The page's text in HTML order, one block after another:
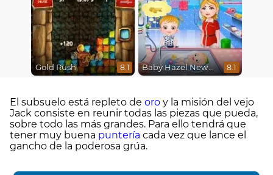
Gold Rush 8.1 Baby Hazel Newborn Vaccination 8.1
El subsuelo está repleto de oro y la misión del vejo
Jack consiste en reunir todas las piezas que pueda,
sobre todo las más grandes. Para ello tendrá que
tener muy buena puntería cada vez que lance el
gancho de la poderosa grúa.